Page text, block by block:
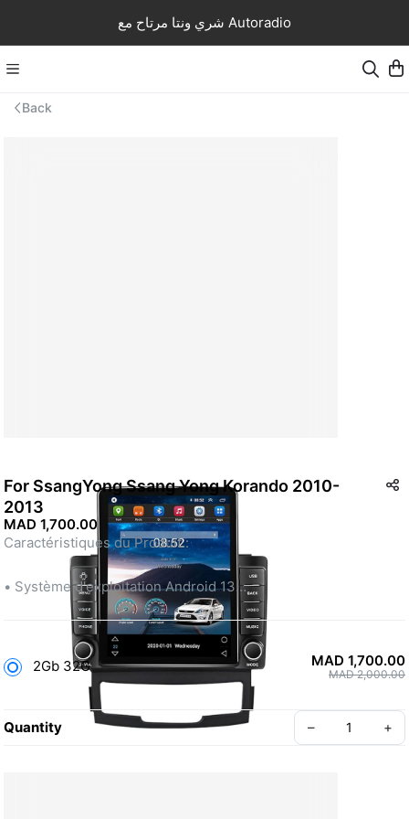
شري ونتا مرتاح مع Autoradio
Back
For SsangYong Ssang Yong Korando 2010-
2013
MAD 1,700.00
Caractéristiques du Produit :
• Système d'exploitation Android 13
• CarPlay et Android Auto (sans fil/filaire)
• Fonction GPS intégrée avec carte hors ligne
• Écran tactile capacitif HD 1024x720
• WiFi intégré
• Fonction de navigation, Bluetooth pour musique et appels
mains libres
• Apprentissage du bouton de commande au volant
2Gb 32G MAD 1,700.00
MAD 2,000.00
Quantity – +